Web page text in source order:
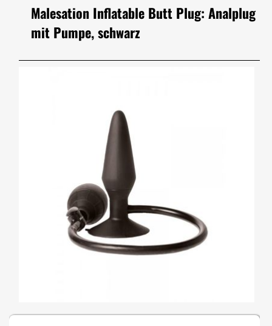
Malesation Inflatable Butt Plug: Analplug
mit Pumpe, schwarz